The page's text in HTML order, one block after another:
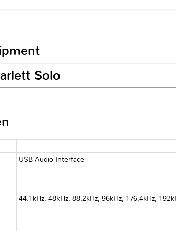
Solo
USB-Audio-Interface
44.1kHz, 48kHz, 88.2kHz, 96kHz, 176.4kHz,